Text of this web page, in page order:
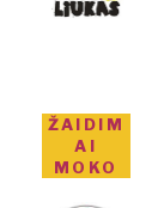
ŽAIDIM
AI
MOKO